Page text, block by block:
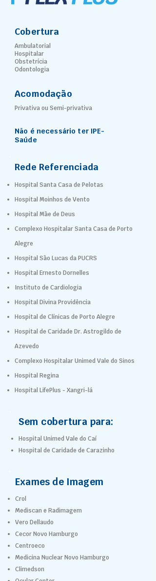
Cobertura
Ambulatorial
Hospitalar
Obstetrícia
Odontologia
Acomodação
Privativa ou Semi-privativa
Não é necessário ter IPE-
Saúde
Rede Referenciada
Hospital Santa Casa de Pelotas
Hospital Moinhos de Vento
Hospital Mãe de Deus
Complexo Hospitalar Santa Casa de Porto
Alegre
Hospital São Lucas da PUCRS
Hospital Ernesto Dornelles
Instituto de Cardiologia
Hospital Divina Providência
Hospital de Clínicas de Porto Alegre
Hospital de Caridade Dr. Astrogildo de
Azevedo
Complexo Hospitalar Unimed Vale do Sinos
Hospital Regina
Hospital LifePlus - Xangri-lá
Sem cobertura para:
Hospital Unimed Vale do Caí
Hospital de Caridade de Carazinho
Exames de Imagem
Crol
Mediscan e Radimagem
Vero Dellaudo
Cecor Novo Hamburgo
Centroeco
Medicina Nuclear Novo Hamburgo
Climedson